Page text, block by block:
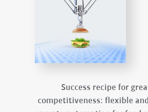
Success recipe for
competitiveness: flexible